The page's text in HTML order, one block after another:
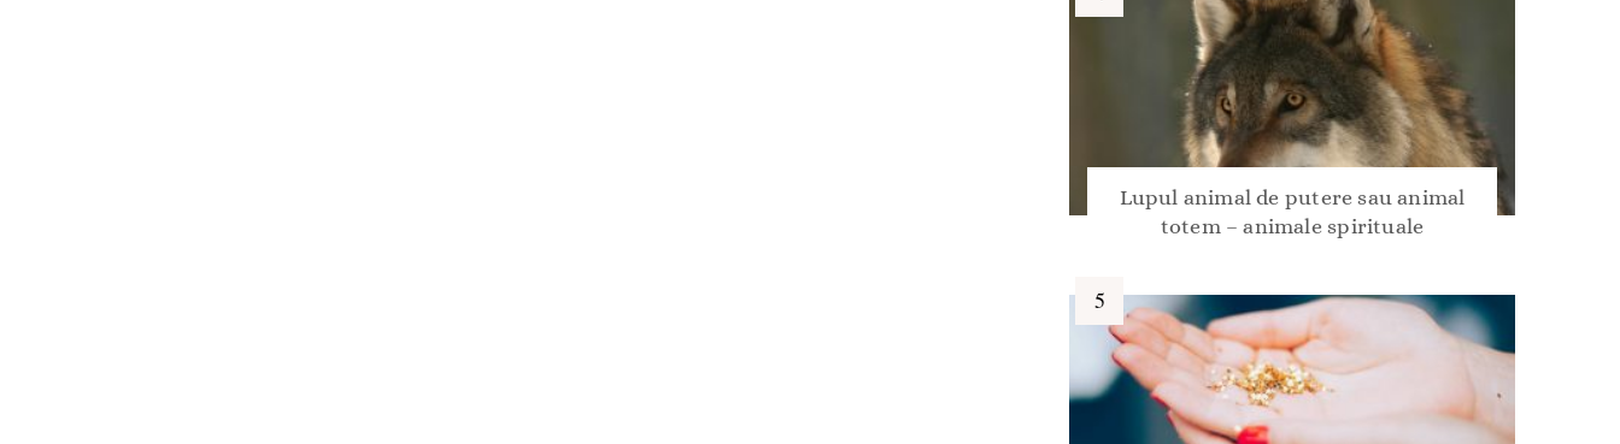
Lupul animal de putere sau animal
totem – animale spirituale